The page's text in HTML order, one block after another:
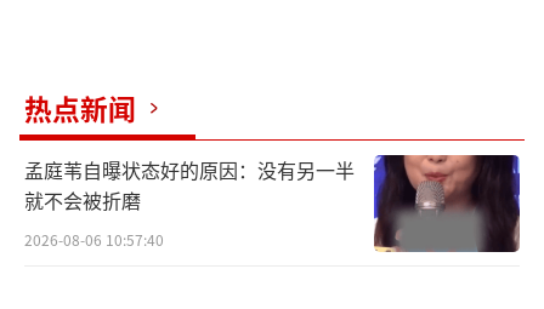
热点新闻
孟庭苇自曝状态好的原因：没有另一半
就不会被折磨
2026-08-06 10:57:40